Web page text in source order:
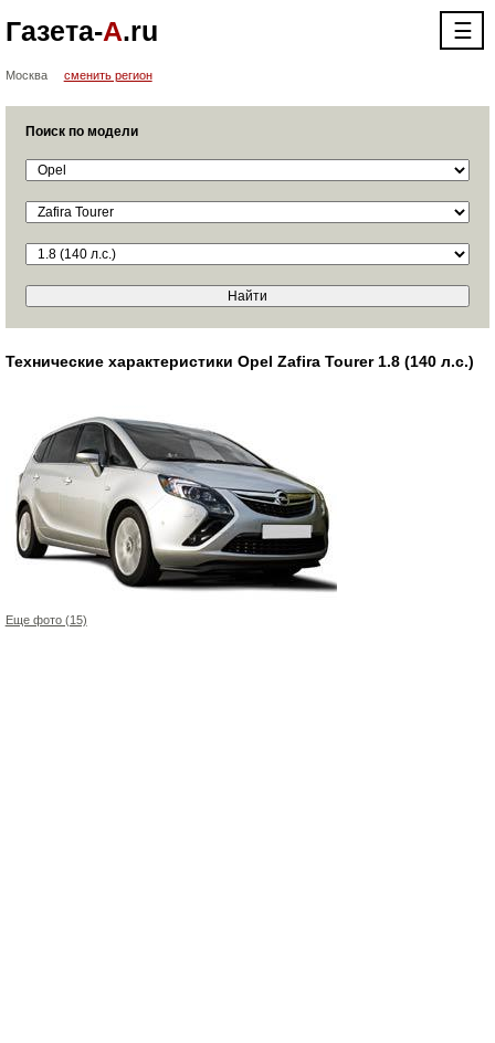
Газета-А.ru ☰
Москва сменить регион
Поиск по модели
Технические характеристики Opel Zafira Tourer 1.8 (140 л.с.)
Еще фото (15)